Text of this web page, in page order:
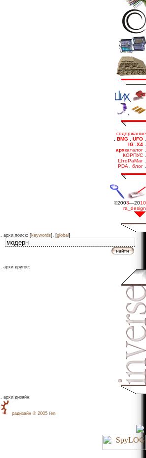
архи.поиск: [keywords], [global ]
архи.другое:
архи.дизайн:
рaдизайн © 2005 /en